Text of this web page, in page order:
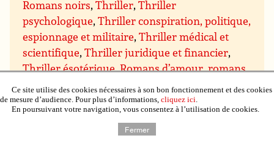
Romans noirs,Thriller,Thriller
psychologique,Thriller conspiration, politique,
espionnage et militaire,Thriller médical et
scientifique,Thriller juridique et financier,
Thriller ésotérique,Romans d’amour, romans
sentimentaux
Sentimental contemporain
Sentimental suspens,Sentimental historique
Sentimental paranormal, bit-lit,Comédie
Chick lit,Science-fiction
Ce site utilise des cookies nécessaires à son bon fonctionnement et des cookies
de mesure d’audience. Pour plus d’informations, cliquez ici.
En poursuivant votre navigation, vous consentez à l’utilisation de cookies.
Fermer